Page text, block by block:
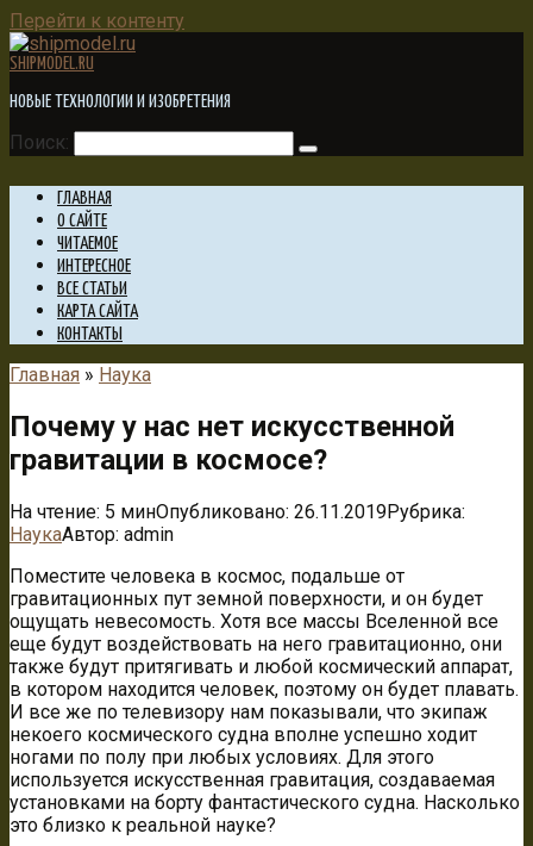
Перейти к контенту
SHIPMODEL.RU
НОВЫЕ ТЕХНОЛОГИИ И ИЗОБРЕТЕНИЯ
Поиск:
ГЛАВНАЯ
О САЙТЕ
ЧИТАЕМОЕ
ИНТЕРЕСНОЕ
ВСЕ СТАТЬИ
КАРТА САЙТА
КОНТАКТЫ
Главная » Наука
Почему у нас нет искусственной
гравитации в космосе?
На чтение: 5 минОпубликовано: 26.11.2019Рубрика:
НаукаАвтор: admin
Поместите человека в космос, подальше от
гравитационных пут земной поверхности, и он будет
ощущать невесомость. Хотя все массы Вселенной все
еще будут воздействовать на него гравитационно, они
также будут притягивать и любой космический аппарат,
в котором находится человек, поэтому он будет плавать.
И все же по телевизору нам показывали, что экипаж
некоего космического судна вполне успешно ходит
ногами по полу при любых условиях. Для этого
используется искусственная гравитация, создаваемая
установками на борту фантастического судна. Насколько
это близко к реальной науке?